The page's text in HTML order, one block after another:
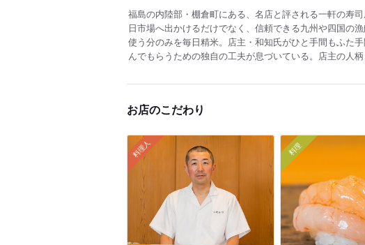
福島の内陸部・棚倉町にある、名店と評される一軒の寿
日市場へ出かけるだけでなく、信頼できる九州や四国の
使う分のみを毎日精米。店主・和知氏がひと手間もふた
んでもらうための独自の工夫が息づいている。店主の人
お店のこだわり
料理人 料理